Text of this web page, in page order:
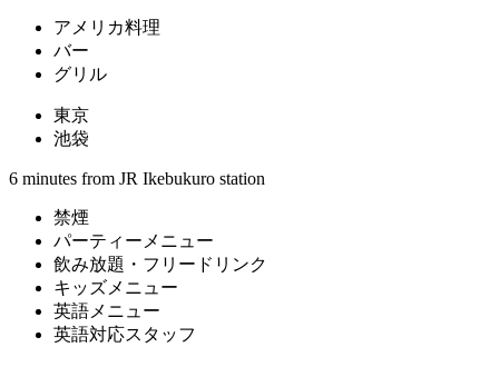
アメリカ料理
バー
グリル
東京
池袋
6 minutes from JR Ikebukuro station
禁煙
パーティーメニュー
飲み放題・フリードリンク
キッズメニュー
英語メニュー
英語対応スタッフ